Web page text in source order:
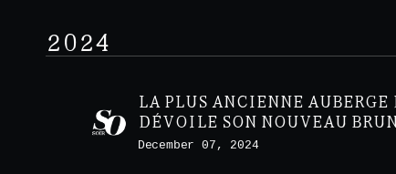
2024
LA PLUS ANCIENNE AUBERGE
DÉVOILE SON NOUVEAU
MIMOSA À VOLONTÉ
December 07, 2024